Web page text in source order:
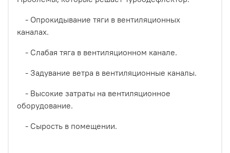
- Опрокидывание тяги в вентиляционных
каналах.
- Слабая тяга в вентиляционном канале.
- Задувание ветра в вентиляционные каналы.
- Высокие затраты на вентиляционное
оборудование.
- Сырость в помещении.